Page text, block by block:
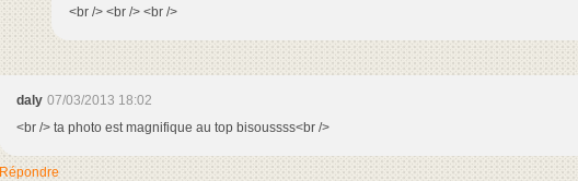
<br /> <br /> <br />
daly 07/03/2013 18:02
<br /> ta photo est magnifique au top bisoussss<br />
Répondre